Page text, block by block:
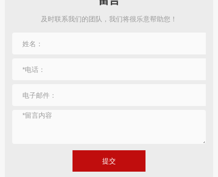
及时联系我们的团队，我们将很乐意帮助您！
提交